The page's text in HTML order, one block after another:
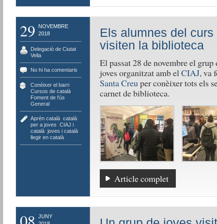
29
NOVEMBRE
2018
Delegació de Ciutat
Vella
No hi ha comentaris
Conèixer el barri,
Cursos de català,
Foment de l'ús
General
Aprèn català, català
per a joves CIAJ i
català, joves i català,
llegir en català
Els alumnes del
visiten la biblioteca
El passat 28 de novembre el
joves organitzat amb elCIAJ, va
Santa Creuper conèixer tots els
carnet de biblioteca.
Article complet
JUNY